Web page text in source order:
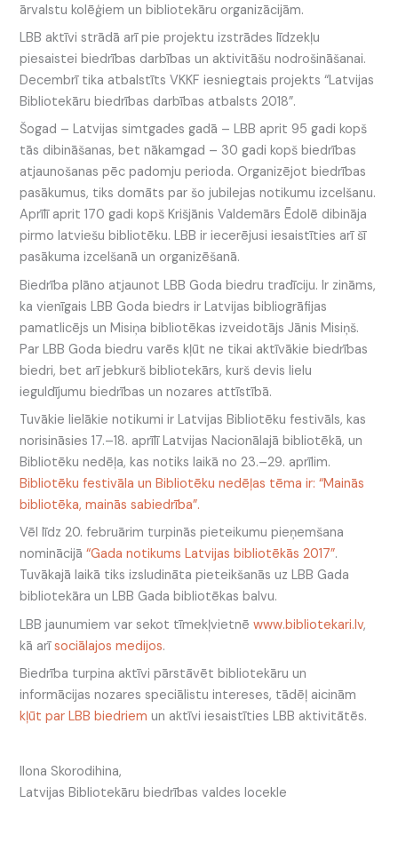
ārvalstu kolēģiem un bibliotekāru organizācijām.
LBB aktīvi strādā arī pie projektu izstrādes līdzekļu
piesaistei biedrības darbības un aktivitāšu nodrošināšanai.
Decembrī tika atbalstīts VKKF iesniegtais projekts “Latvijas
Bibliotekāru biedrības darbības atbalsts 2018”.
Šogad – Latvijas simtgades gadā – LBB aprit 95 gadi kopš
tās dibināšanas, bet nākamgad – 30 gadi kopš biedrības
atjaunošanas pēc padomju perioda. Organizējot biedrības
pasākumus, tiks domāts par šo jubilejas notikumu izcelšanu.
Aprīlī aprit 170 gadi kopš Krišjānis Valdemārs Ēdolē dibināja
pirmo latviešu bibliotēku. LBB ir iecerējusi iesaistīties arī šī
pasākuma izcelšanā un organizēšanā.
Biedrība plāno atjaunot LBB Goda biedru tradīciju. Ir zināms,
ka vienīgais LBB Goda biedrs ir Latvijas bibliogrāfijas
pamatlicējs un Misiņa bibliotēkas izveidotājs Jānis Misiņš.
Par LBB Goda biedru varēs kļūt ne tikai aktīvākie biedrības
biedri, bet arī jebkurš bibliotekārs, kurš devis lielu
ieguldījumu biedrības un nozares attīstībā.
Tuvākie lielākie notikumi ir Latvijas Bibliotēku festivāls, kas
norisināsies 17.–18. aprīlī Latvijas Nacionālajā bibliotēkā, un
Bibliotēku nedēļa, kas notiks laikā no 23.–29. aprīlim.
Bibliotēku festivāla un Bibliotēku nedēļas tēma ir: “Mainās
bibliotēka, mainās sabiedrība”.
Vēl līdz 20. februārim turpinās pieteikumu pieņemšana
nominācijā“Gada notikums Latvijas bibliotēkās 2017”.
Tuvākajā laikā tiks izsludināta pieteikšanās uz LBB Gada
bibliotekāra un LBB Gada bibliotēkas balvu.
LBB jaunumiem var sekot tīmekļvietnēwww.bibliotekari.lv,
kā arīsociālajos medijos.
Biedrība turpina aktīvi pārstāvēt bibliotekāru un
informācijas nozares speciālistu intereses, tādēļ aicinām
kļūt par LBB biedriem un aktīvi iesaistīties LBB aktivitātēs.
Ilona Skorodihina,
Latvijas Bibliotekāru biedrības valdes locekle